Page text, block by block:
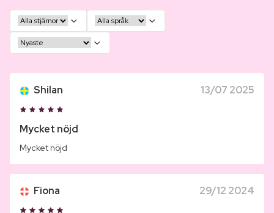
Shilan 13/07 2025
Mycket nöjd
Mycket nöjd
Fiona 29/12 2024